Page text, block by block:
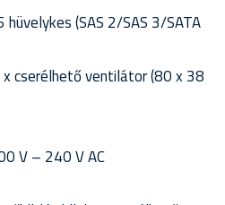
(SAS 2/SAS 3/SATA
cserélhető ventilátor (80 x 38
V – 240 V AC